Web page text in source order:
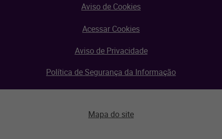
Aviso de Cookies
Acessar Cookies
Aviso de Privacidade
Política de Segurança da Informação
Mapa do site